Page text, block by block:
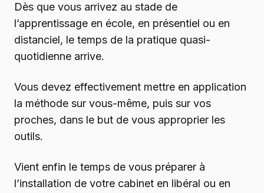
Dès que vous arrivez au stade de
l’apprentissage en école, en présentiel ou en
distanciel, le temps de la pratique quasi-
quotidienne arrive.
Vous devez effectivement mettre en application
la méthode sur vous-même, puis sur vos
proches, dans le but de vous approprier les
outils.
Vient enfin le temps de vous préparer à
l’installation de votre cabinet en libéral ou en